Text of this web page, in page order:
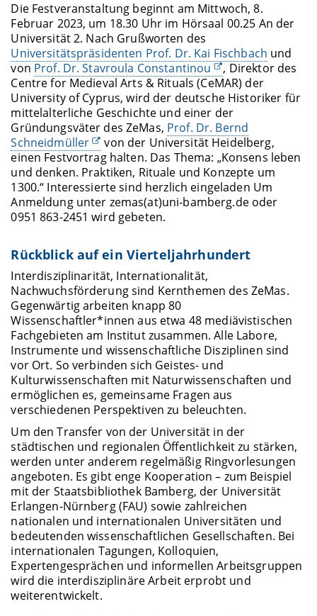
Die Festveranstaltung beginnt am Mittwoch, 8.
Februar 2023, um 18.30 Uhr im Hörsaal 00.25 An der
Universität 2. Nach Grußworten des
Universitätspräsidenten Prof. Dr. Kai Fischbach und
von Prof. Dr. Stavroula Constantinou
, Direktor des
Centre for Medieval Arts & Rituals (CeMAR) der
University of Cyprus, wird der deutsche Historiker für
mittelalterliche Geschichte und einer der
Gründungsväter des ZeMas, Prof. Dr. Bernd
Schneidmüller
von der Universität Heidelberg,
einen Festvortrag halten. Das Thema: „Konsens leben
und denken. Praktiken, Rituale und Konzepte um
1300.“ Interessierte sind herzlich eingeladen Um
Anmeldung unter zemas(at)uni-bamberg.de oder
0951 863-2451 wird gebeten.
Rückblick auf ein Vierteljahrhundert
Interdisziplinarität, Internationalität,
Nachwuchsförderung sind Kernthemen des ZeMas.
Gegenwärtig arbeiten knapp 80
Wissenschaftler*innen aus etwa 48 mediävistischen
Fachgebieten am Institut zusammen. Alle Labore,
Instrumente und wissenschaftliche Disziplinen sind
vor Ort. So verbinden sich Geistes- und
Kulturwissenschaften mit Naturwissenschaften und
ermöglichen es, gemeinsame Fragen aus
verschiedenen Perspektiven zu beleuchten.
Um den Transfer von der Universität in der
städtischen und regionalen Öffentlichkeit zu stärken,
werden unter anderem regelmäßig Ringvorlesungen
angeboten. Es gibt enge Kooperation – zum Beispiel
mit der Staatsbibliothek Bamberg, der Universität
Erlangen-Nürnberg (FAU) sowie zahlreichen
nationalen und internationalen Universitäten und
bedeutenden wissenschaftlichen Gesellschaften. Bei
internationalen Tagungen, Kolloquien,
Expertengesprächen und informellen Arbeitsgruppen
wird die interdisziplinäre Arbeit erprobt und
weiterentwickelt.